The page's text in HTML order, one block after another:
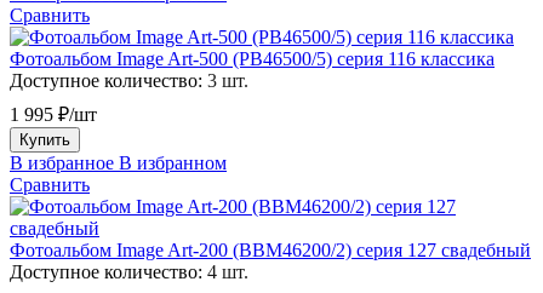
Сравнить
Фотоальбом Image Art-500 (РВ46500/5) серия 116 классика
Доступное количество: 3 шт.
1 995 ₽/шт
Купить
В избранное В избранном
Сравнить
Фотоальбом Image Art-200 (ВВМ46200/2) серия 127 свадебный
Доступное количество: 4 шт.